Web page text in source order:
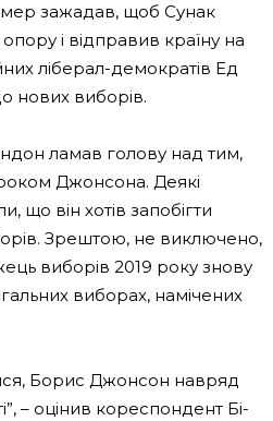
зажадав, щоб Сунак
і відправив країну на
ліберал-демократів Ед
нових виборів.
ламав голову над тим,
Джонсона. Деякі
що він хотів запобігти
Зрештою, не виключено,
виборів 2019 року знову
виборах, намічених
Борис Джонсон навряд
– оцінив кореспондент Бі-